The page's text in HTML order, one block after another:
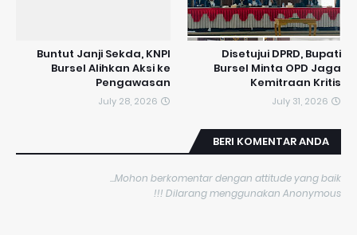
Disetujui DPRD, Bupati
Bursel Minta OPD Jaga
Kemitraan Kritis
July 31, 2026
​Buntut Janji Sekda, KNPI
Bursel Alihkan Aksi ke
Pengawasan
July 28, 2026
BERI KOMENTAR ANDA
Mohon berkomentar dengan attitude yang baik...
Dilarang menggunakan Anonymous !!!